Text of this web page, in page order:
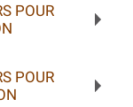
POUR
POUR